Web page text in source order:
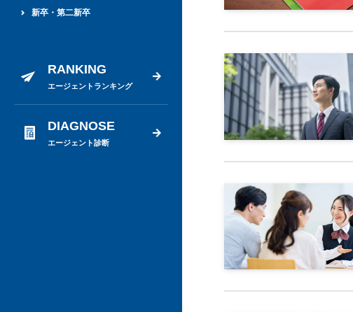
新卒・第二新卒
歯科衛生士・歯科医師
法務の転職
看護師
税理士
管理部門・バックオフィスの転職
RANKING
エージェントランキング
DIAGNOSE
エージェント診断